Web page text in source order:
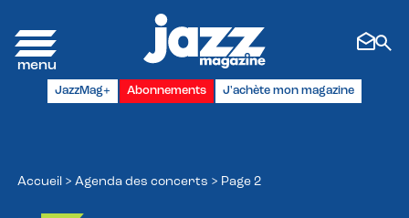
JazzMag+ Abonnements J'achète mon magazine
Accueil > Agenda des concerts > Page 2